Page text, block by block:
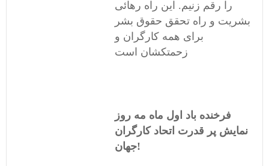
را رقم زنیم. این راه رهائی
بشریت و راه تحقق حقوق بشر
برای همه کارگران و
زحمتکشان است
فرخنده باد اول ماه مه روز
نمایش پر قدرت اتحاد کارگران
جهان!